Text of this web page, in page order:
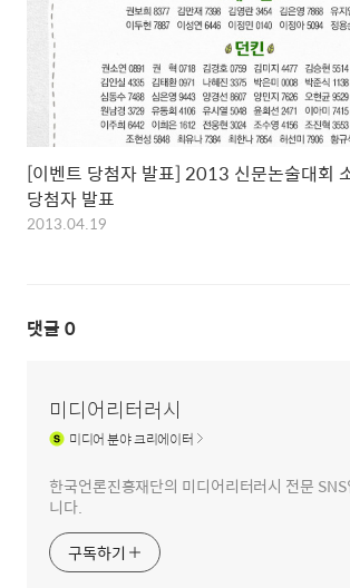
[이벤트 당첨자 발표] 2013 신문논술대회
당첨자 발표
2013.04.19
댓글 0
미디어리터러시
미디어분야 크리에이터
한국언론진흥재단의 미디어리터러시 전문 SNS
니다.
구독하기